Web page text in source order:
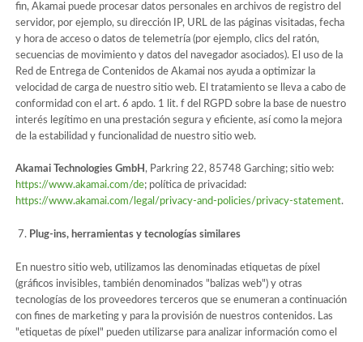
fin, Akamai puede procesar datos personales en archivos de registro del
servidor, por ejemplo, su dirección IP, URL de las páginas visitadas, fecha
y hora de acceso o datos de telemetría (por ejemplo, clics del ratón,
secuencias de movimiento y datos del navegador asociados). El uso de la
Red de Entrega de Contenidos de Akamai nos ayuda a optimizar la
velocidad de carga de nuestro sitio web. El tratamiento se lleva a cabo de
conformidad con el art. 6 apdo. 1 lit. f del RGPD sobre la base de nuestro
interés legítimo en una prestación segura y eficiente, así como la mejora
de la estabilidad y funcionalidad de nuestro sitio web.
Akamai Technologies GmbH, Parkring 22, 85748 Garching; sitio web:
https://www.akamai.com/de; política de privacidad:
https://www.akamai.com/legal/privacy-and-policies/privacy-statement.
Plug-ins, herramientas y tecnologías similares
En nuestro sitio web, utilizamos las denominadas etiquetas de píxel
(gráficos invisibles, también denominados "balizas web") y otras
tecnologías de los proveedores terceros que se enumeran a continuación
con fines de marketing y para la provisión de nuestros contenidos. Las
"etiquetas de píxel" pueden utilizarse para analizar información como el